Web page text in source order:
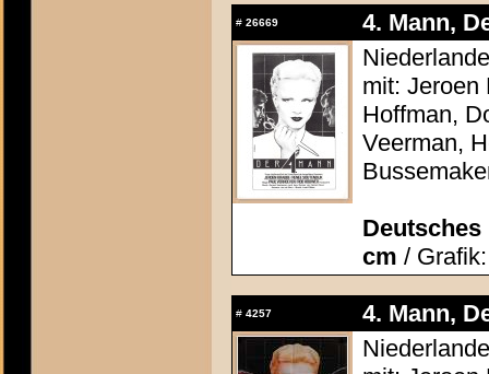
# 26669
4. Mann,
mit: Jeroen
Hoffman,
Veerman,
Deutsches
cm /
# 4257
4. Mann,